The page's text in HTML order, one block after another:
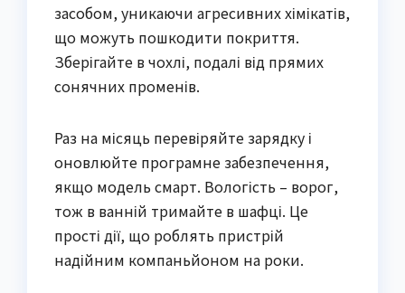
засобом, уникаючи агресивних хімікатів,
що можуть пошкодити покриття.
Зберігайте в чохлі, подалі від прямих
сонячних променів.
Раз на місяць перевіряйте зарядку і
оновлюйте програмне забезпечення,
якщо модель смарт. Вологість – ворог,
тож в ванній тримайте в шафці. Це
прості дії, що роблять пристрій
надійним компаньйоном на роки.